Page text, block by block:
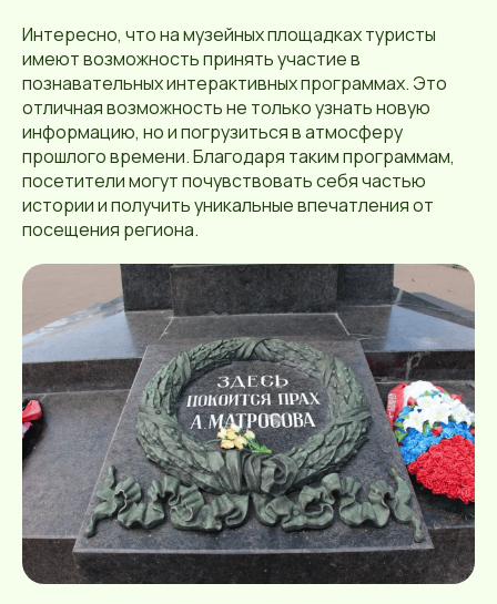
Интересно, что на музейных площадках туристы
имеют возможность принять участие в
познавательных интерактивных программах. Это
отличная возможность не только узнать новую
информацию, но и погрузиться в атмосферу
прошлого времени. Благодаря таким программам,
посетители могут почувствовать себя частью
истории и получить уникальные впечатления от
посещения региона.